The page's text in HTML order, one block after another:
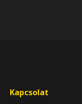
Kapcsolat